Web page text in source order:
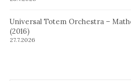
Universal Totem Orchestra –
(2016)
27.7.2026